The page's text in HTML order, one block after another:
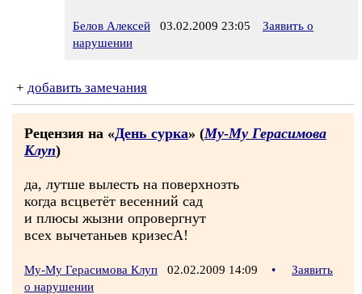
Белов Алексей 03.02.2009 23:05
Заявить о
нарушении
+ добавить замечания
Рецензия на «День сурка» (Му-Му Герасимова
Клуп)
да, лутше вылесть на поверхнозть
когда всцветёт весенний сад
и плюсы жызни опровергнут
всех вычетаньев кризесА!
Му-Му Герасимова Клуп 02.02.2009 14:09 •
Заявить
о нарушении